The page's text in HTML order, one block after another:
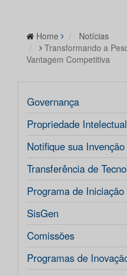
Home
Notícias
Transformando a
Vantagem Competitiva
Governança
Propriedade Intelectual
Notifique sua Invenção
Transferência de
Programa de
SisGen
Comissões
Programas de